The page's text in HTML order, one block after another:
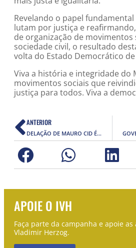
Revelando o papel
lutam por justiça e
de organização de movimentos
sociedade civil, o resultado
volta do Estado Democrático
Viva a história e integridade do
movimentos sociais que
justiça para todos. Viva a
ANTERIOR
DELAÇÃO DE MAURO CID É OPORTUNIDADE DE REVERMOS NOSSA RELAÇÃO COM O PASSADO
APOIE O IVH
Faça parte da campanha e apoie
Vladimir Herzog.